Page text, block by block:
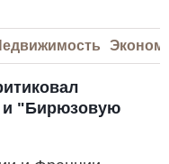
и "Бирюзовую